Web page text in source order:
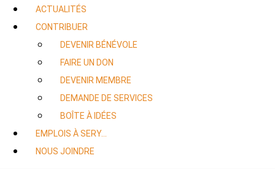
ACTUALITÉS
CONTRIBUER
DEVENIR BÉNÉVOLE
FAIRE UN DON
DEVENIR MEMBRE
DEMANDE DE SERVICES
BOÎTE À IDÉES
EMPLOIS À SERY…
NOUS JOINDRE